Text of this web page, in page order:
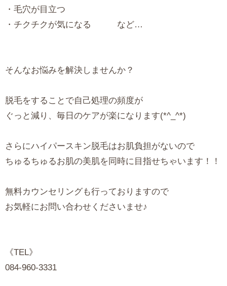
・毛穴が目立つ
・チクチクが気になる など…
そんなお悩みを解決しませんか？
脱毛をすることで自己処理の頻度が
ぐっと減り、毎日のケアが楽になります(*^_^*)
さらにハイパースキン脱毛はお肌負担がないので
ちゅるちゅるお肌の美肌を同時に目指せちゃいます！！
無料カウンセリングも行っておりますので
お気軽にお問い合わせくださいませ♪
《TEL》
084-960-3331